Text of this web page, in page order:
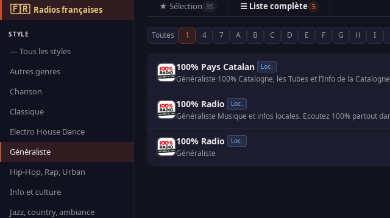
🇫🇷 Radios françaises
STYLE
— Tous les styles
Autres genres
Chanson
Classique
Electro House Dance
Généraliste
Hip-Hop, Rap, Urban
Info et culture
Jazz, country, ambiance
★ Sélection 35 ☰ Liste complète 3
Toutes 1 4 7 A B C D E F G H I
100% Pays Catalan Loc.
Généraliste·100% Catalogne, les Tubes et l’Info de la Catalogne
100% Radio Loc.
Généraliste·
100% Radio Loc.
Généraliste